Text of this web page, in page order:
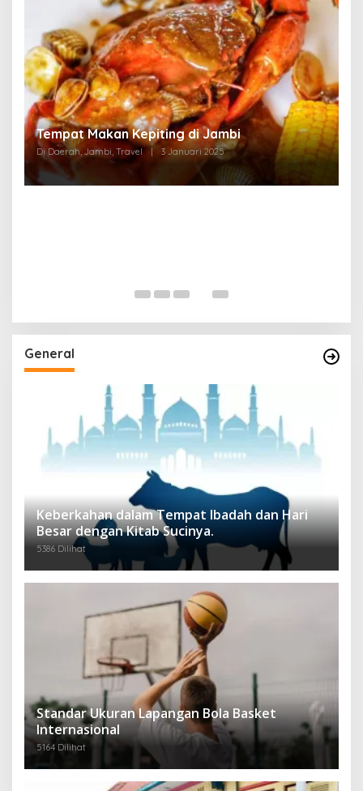
Tempat Makan di Thehok Jambi
Di Daerah, Jambi, Travel 3 Januari 2025
General
Keberkahan dalam Tempat Ibadah dan Hari
Besar dengan Kitab Sucinya.
5386 Dilihat
Standar Ukuran Lapangan Bola Basket
Internasional
5164 Dilihat